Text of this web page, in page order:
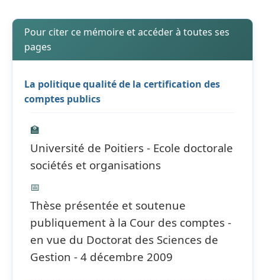
Pour citer ce mémoire et accéder à toutes ses
pages
La politique qualité de la certification des
comptes publics
🏫
Université de Poitiers - Ecole doctorale
sociétés et organisations
📅
Thèse présentée et soutenue
publiquement à la Cour des comptes -
en vue du Doctorat des Sciences de
Gestion - 4 décembre 2009